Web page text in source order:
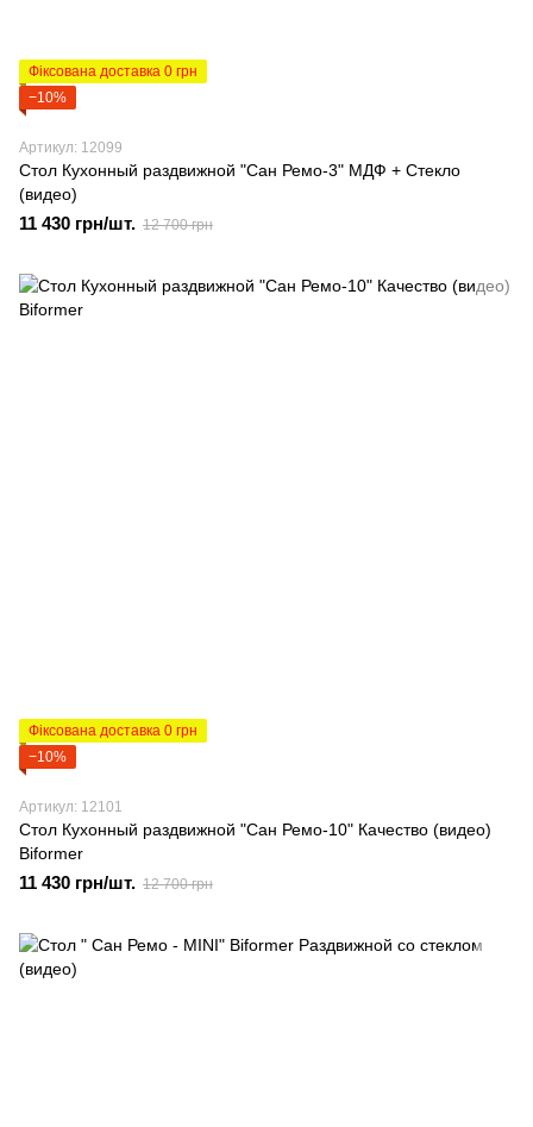
Фіксована доставка 0 грн
−10%
Артикул: 12099
Стол Кухонный раздвижной "Сан Ремо-3" МДФ + Стекло
(видео)
11 430 грн/шт. 12 700 грн
Фіксована доставка 0 грн
−10%
Артикул: 12101
Стол Кухонный раздвижной "Сан Ремо-10" Качество (видео)
Biformer
11 430 грн/шт. 12 700 грн